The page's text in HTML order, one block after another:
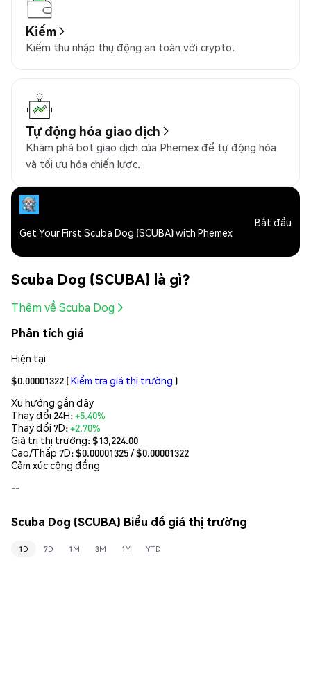
Kiếm
Kiếm thu nhập thụ động an toàn với crypto.
Tự động hóa giao dịch
Khám phá bot giao dịch của Phemex để tự động hóa
và tối ưu hóa chiến lược.
Get Your First Scuba Dog (SCUBA) with Phemex
Bắt đầu
Scuba Dog (SCUBA) là gì?
Thêm về Scuba Dog
Phân tích giá
Hiện tại
$0.00001322 (Kiểm tra giá thị trường )
Xu hướng gần đây
Thay đổi 24H:+5.40%
Thay đổi 7D:+2.70%
Giá trị thị trường:$13,224.00
Cao/Thấp 7D: $0.00001325/ $0.00001322
Cảm xúc cộng đồng
--
Scuba Dog (SCUBA) Biểu đồ giá thị trường
1D 7D 1M 3M 1Y YTD